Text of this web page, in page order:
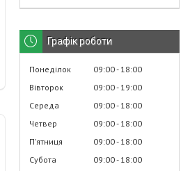
Графік роботи
Понеділок 09:00 18:00
Вівторок
09:00 19:00
Середа
09:00 18:00
Четвер
09:00 18:00
Пʼятниця
09:00 18:00
Субота
09:00 18:00